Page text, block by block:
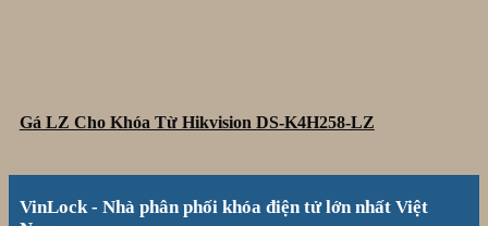
Gá LZ Cho Khóa Từ Hikvision DS-K4H258-LZ
VinLock - Nhà phân phối khóa điện tử lớn nhất Việt